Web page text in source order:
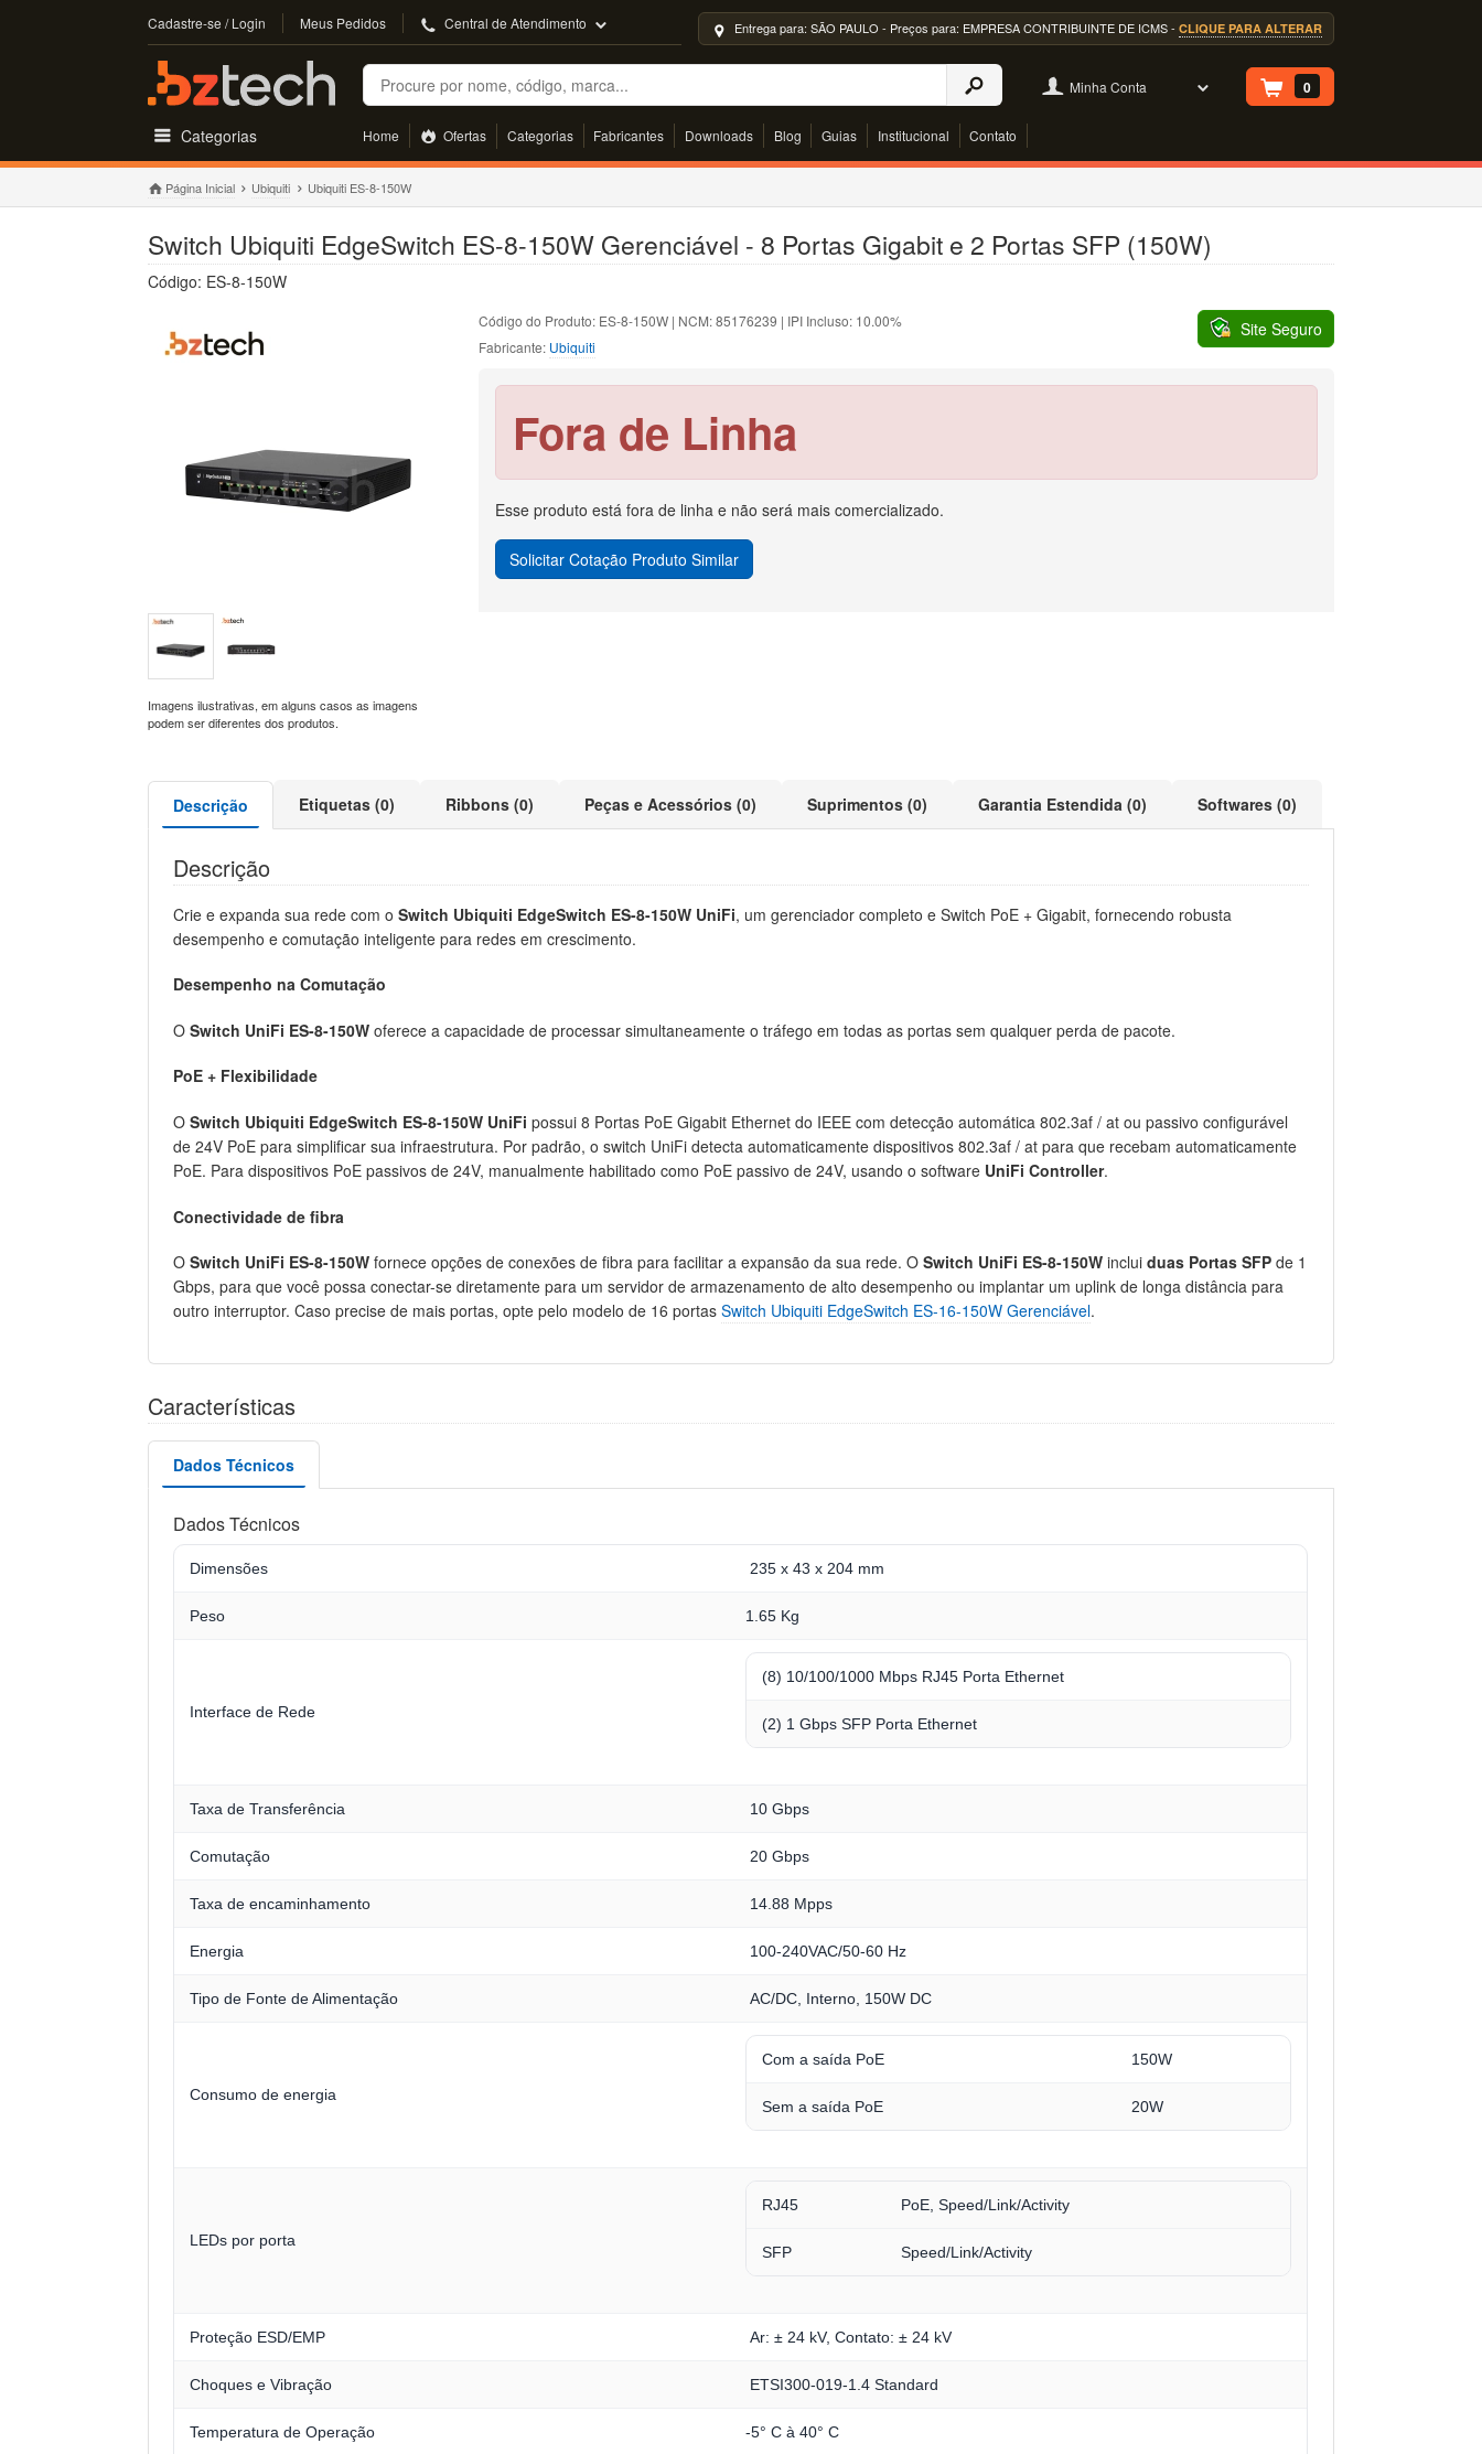
Cadastre-se / Login Meus Pedidos Central de Atendimento Entrega para: SÃO PAULO - Preços para: EMPRESA CONTRIBUINTE DE ICMS - CLIQUE PARA ALTERAR
Buscar
Minha Conta 0
Categorias Home Ofertas Categorias Fabricantes Downloads Blog Guias Institucional Contato
Página Inicial Ubiquiti Ubiquiti ES-8-150W
Switch Ubiquiti EdgeSwitch ES-8-150W Gerenciável - 8 Portas Gigabit e 2 Portas SFP (150W)
Código: ES-8-150W
Site Seguro
Imagens ilustrativas, em alguns casos as imagens
podem ser diferentes dos produtos.
Código do Produto: ES-8-150W | NCM: 85176239 | IPI Incluso: 10.00%
Fabricante: Ubiquiti
Fora de Linha
Esse produto está fora de linha e não será mais comercializado.
Solicitar Cotação Produto Similar
Descrição Etiquetas (0) Ribbons (0) Peças e Acessórios (0) Suprimentos (0) Garantia Estendida (0) Softwares (0)
Descrição
Crie e expanda sua rede com oSwitch Ubiquiti EdgeSwitch ES-8-150W UniFi, um gerenciador completo e Switch PoE + Gigabit, fornecendo robusta
desempenho e comutação inteligente para redes em crescimento.
Desempenho na Comutação
OSwitch UniFi ES-8-150Woferece a capacidade de processar simultaneamente o tráfego em todas as portas sem qualquer perda de pacote.
PoE + Flexibilidade
OSwitch Ubiquiti EdgeSwitch ES-8-150W UniFi possui 8 Portas PoE Gigabit Ethernet do IEEE com detecção automática 802.3af / at ou passivo configurável
de 24V PoE para simplificar sua infraestrutura. Por padrão, o switch UniFi detecta automaticamente dispositivos 802.3af / at para que recebam automaticamente
PoE. Para dispositivos PoE passivos de 24V, manualmente habilitado como PoE passivo de 24V, usando o software UniFi Controller.
Conectividade de fibra
OSwitch UniFi ES-8-150W fornece opções de conexões de fibra para facilitar a expansão da sua rede. OSwitch UniFi ES-8-150Wincluiduas Portas SFP de 1
Gbps, para que você possa conectar-se diretamente para um servidor de armazenamento de alto desempenho ou implantar um uplink de longa distância para
outro interruptor. Caso precise de mais portas, opte pelo modelo de 16 portasSwitch Ubiquiti EdgeSwitch ES-16-150W Gerenciável.
Características
Dados Técnicos
Dados Técnicos
Dimensões 235 x 43 x 204 mm
Peso 1.65 Kg
Interface de Rede
(8) 10/100/1000 Mbps RJ45 Porta Ethernet
(2) 1 Gbps SFP Porta Ethernet
Taxa de Transferência 10 Gbps
Comutação 20 Gbps
Taxa de encaminhamento 14.88 Mpps
Energia 100-240VAC/50-60 Hz
Tipo de Fonte de Alimentação AC/DC, Interno, 150W DC
Consumo de energia
Com a saída PoE 150W
Sem a saída PoE 20W
LEDs por porta
RJ45 PoE, Speed/Link/Activity
SFP Speed/Link/Activity
Proteção ESD/EMP Ar: ± 24 kV, Contato: ± 24 kV
Choques e Vibração ETSI300-019-1.4 Standard
Temperatura de Operação -5° C à 40° C